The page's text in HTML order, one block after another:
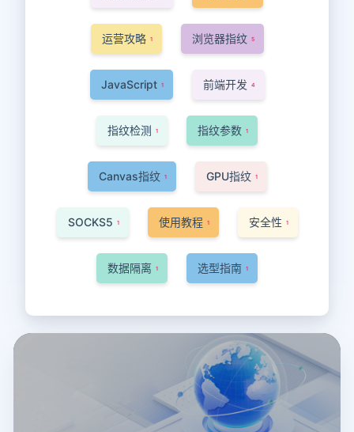
运营攻略 1 浏览器指纹 5
JavaScript 1 前端开发 4
指纹检测 1 指纹参数 1
Canvas指纹 1 GPU指纹 1
SOCKS5 1 使用教程 1 安全性 1
数据隔离 1 选型指南 1